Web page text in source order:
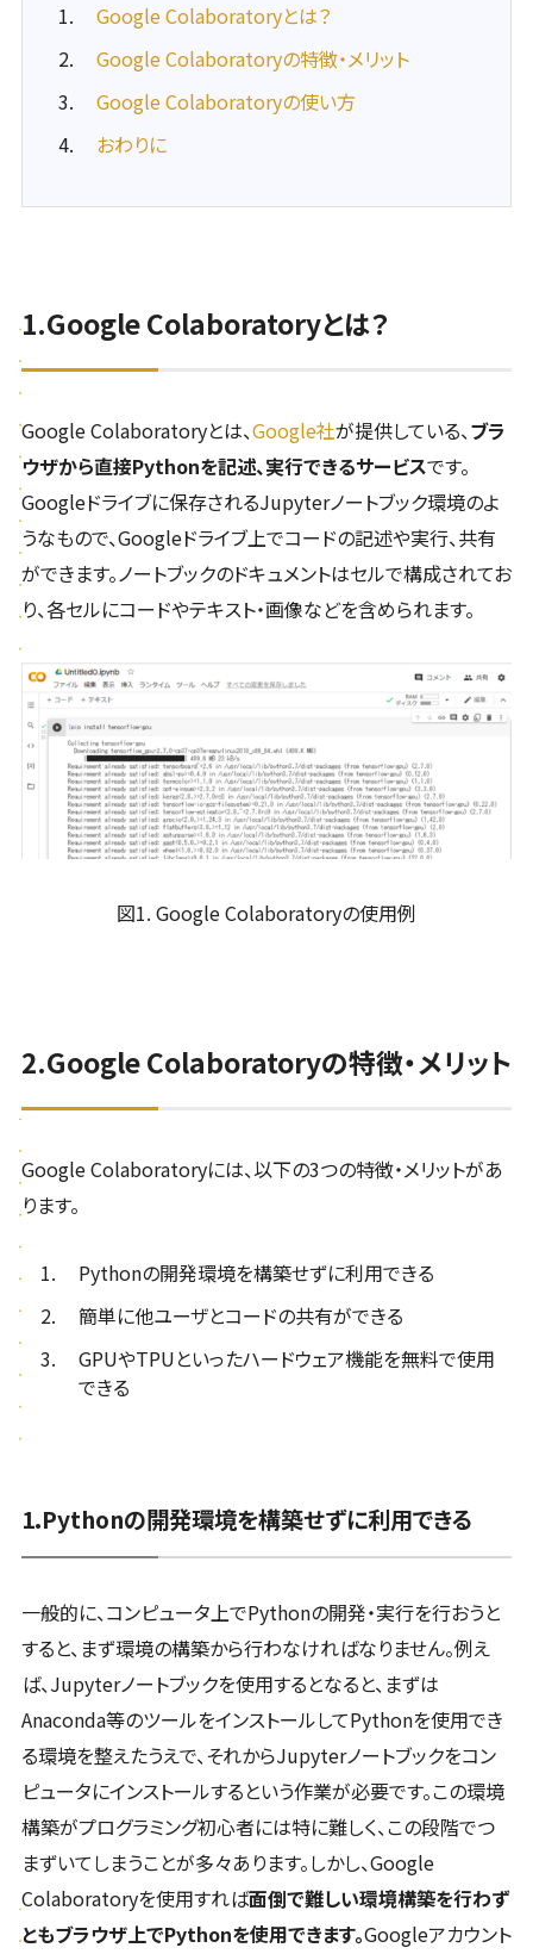
Google Colaboratoryとは？
Google Colaboratoryの特徴・メリット
Google Colaboratoryの使い方
おわりに
1.Google Colaboratoryとは？
Google Colaboratoryとは、Google社が提供している、ブラ
ウザから直接Pythonを記述、実行できるサービスです。
Googleドライブに保存されるJupyterノートブック環境のよ
うなもので、Googleドライブ上でコードの記述や実行、共有
ができます。ノートブックのドキュメントはセルで構成されてお
り、各セルにコードやテキスト・画像などを含められます。
図1. Google Colaboratoryの使用例
2.Google Colaboratoryの特徴・メリット
Google Colaboratoryには、以下の3つの特徴・メリットがあ
ります。
Pythonの開発環境を構築せずに利用できる
簡単に他ユーザとコードの共有ができる
GPUやTPUといったハードウェア機能を無料で使用
できる
1.Pythonの開発環境を構築せずに利用できる
一般的に、コンピュータ上でPythonの開発・実行を行おうと
すると、まず環境の構築から行わなければなりません。例え
ば、Jupyterノートブックを使用するとなると、まずは
Anaconda等のツールをインストールしてPythonを使用でき
る環境を整えたうえで、それからJupyterノートブックをコン
ピュータにインストールするという作業が必要です。この環境
構築がプログラミング初心者には特に難しく、この段階でつ
まずいてしまうことが多々あります。しかし、Google
Colaboratoryを使用すれば面倒で難しい環境構築を行わず
ともブラウザ上でPythonを使用できます。Googleアカウント